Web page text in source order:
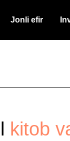
Jonli efir
kitob